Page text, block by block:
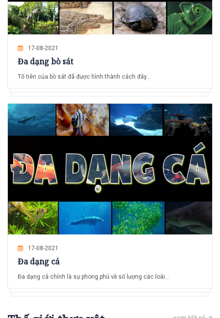
17-08-2021
Đa dạng bò sát
Tổ tiên của bò sát đã được hình thành cách đây...
17-08-2021
Đa dạng cá
Đa dạng cá chính là sự phong phú về số lượng các loài...